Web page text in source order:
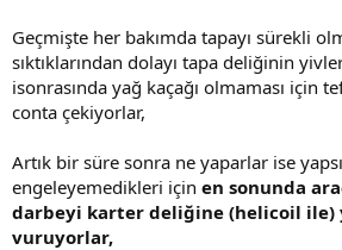
Belirtmek istediğim diğer husus ise kontağı
bekleyip aracı tekrar çalıştırdığımda uyarı
Geçmişte her bakımda tapayı sürekli
sıktıklarından dolayı tapa deliğinin
isonrasında yağ kaçağı olmaması için
conta çekiyorlar,
Artık bir süre sonra ne yaparlar ise
engeleyemedikleri için en sonunda
darbeyi karter deliğine (helicoil ile)
vuruyorlar,